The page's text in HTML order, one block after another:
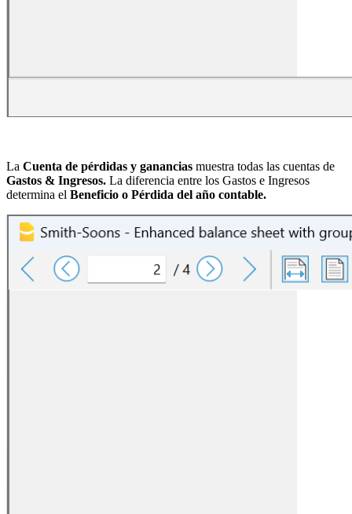
La Cuenta de pérdidas y ganancias muestra todas las cuentas de
Gastos & Ingresos. La diferencia entre los Gastos e Ingresos
determina el Beneficio o Pérdida del año contable.